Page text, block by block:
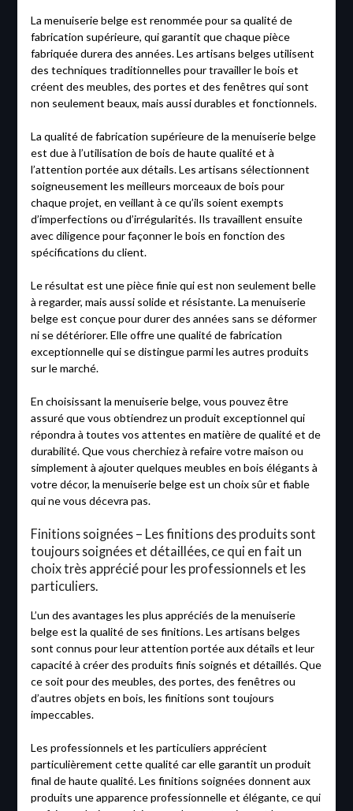
La menuiserie belge est renommée pour sa qualité de
fabrication supérieure, qui garantit que chaque pièce
fabriquée durera des années. Les artisans belges utilisent
des techniques traditionnelles pour travailler le bois et
créent des meubles, des portes et des fenêtres qui sont
non seulement beaux, mais aussi durables et fonctionnels.
La qualité de fabrication supérieure de la menuiserie belge
est due à l’utilisation de bois de haute qualité et à
l’attention portée aux détails. Les artisans sélectionnent
soigneusement les meilleurs morceaux de bois pour
chaque projet, en veillant à ce qu’ils soient exempts
d’imperfections ou d’irrégularités. Ils travaillent ensuite
avec diligence pour façonner le bois en fonction des
spécifications du client.
Le résultat est une pièce finie qui est non seulement belle
à regarder, mais aussi solide et résistante. La menuiserie
belge est conçue pour durer des années sans se déformer
ni se détériorer. Elle offre une qualité de fabrication
exceptionnelle qui se distingue parmi les autres produits
sur le marché.
En choisissant la menuiserie belge, vous pouvez être
assuré que vous obtiendrez un produit exceptionnel qui
répondra à toutes vos attentes en matière de qualité et de
durabilité. Que vous cherchiez à refaire votre maison ou
simplement à ajouter quelques meubles en bois élégants à
votre décor, la menuiserie belge est un choix sûr et fiable
qui ne vous décevra pas.
Finitions soignées – Les finitions des produits sont
toujours soignées et détaillées, ce qui en fait un
choix très apprécié pour les professionnels et les
particuliers.
L’un des avantages les plus appréciés de la menuiserie
belge est la qualité de ses finitions. Les artisans belges
sont connus pour leur attention portée aux détails et leur
capacité à créer des produits finis soignés et détaillés. Que
ce soit pour des meubles, des portes, des fenêtres ou
d’autres objets en bois, les finitions sont toujours
impeccables.
Les professionnels et les particuliers apprécient
particulièrement cette qualité car elle garantit un produit
final de haute qualité. Les finitions soignées donnent aux
produits une apparence professionnelle et élégante, ce qui